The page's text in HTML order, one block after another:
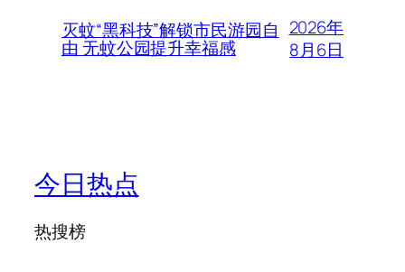
灭蚊“黑科技”解锁市民游园自
由 无蚊公园提升幸福感
2026年
8月6日
今日热点
热搜榜